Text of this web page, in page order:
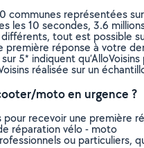
représentées
les 10 secondes, 3.6
tout est possible
première réponse à votre
5* indiquent
réalisée sur un
moto en urgence ?
pour recevoir une
réparation vélo - moto
ou